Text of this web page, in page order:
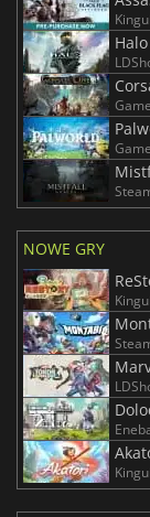
NOWE GRY